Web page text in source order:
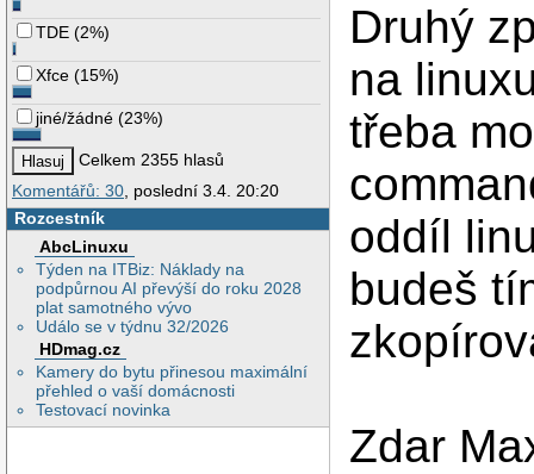
TDE (2%)
Xfce (15%)
jiné/žádné (23%)
Celkem 2355 hlasů
Komentářů: 30 , poslední 3.4. 20:20
Rozcestník
AbcLinuxu
Týden na ITBiz: Náklady na
podpůrnou AI převýší do roku 2028
plat samotného vývo
Událo se v týdnu 32/2026
HDmag.cz
Kamery do bytu přinesou maximální
přehled o vaší domácnosti
Testovací novinka
Druhý
na
třeba
oddíl
budeš
Zdar